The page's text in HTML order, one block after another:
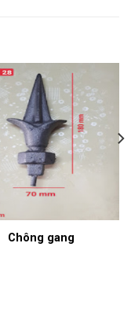
Chông gang